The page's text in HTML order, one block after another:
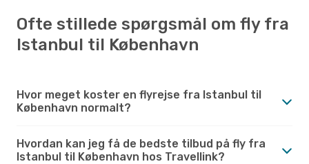
Ofte stillede spørgsmål om fly fra
Istanbul til København
Hvor meget koster en flyrejse fra Istanbul til
København normalt?
Hvordan kan jeg få de bedste tilbud på fly fra
Istanbul til København hos Travellink?